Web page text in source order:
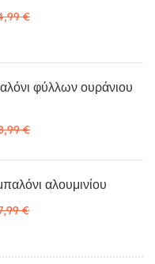
€
φύλλων ουράνιου
€
αλουμινίου
€